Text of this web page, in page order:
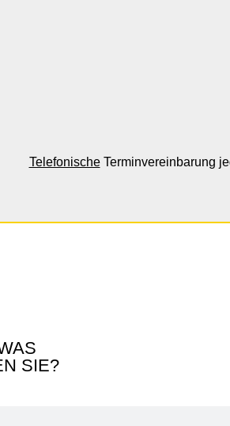
TelefonischeTerminvereinbarung
SIE?